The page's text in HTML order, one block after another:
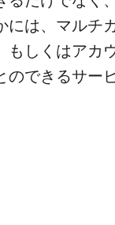
には、マルチ
もしくはアカ
のできるサー